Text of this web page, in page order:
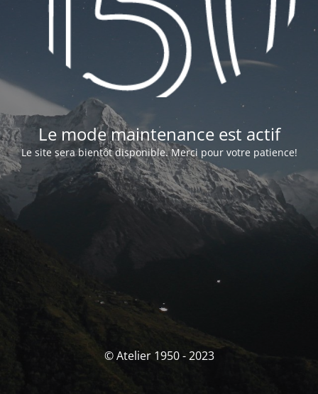
Le mode maintenance est actif
Le site sera bientôt disponible. Merci pour votre patience!
© Atelier 1950 - 2023